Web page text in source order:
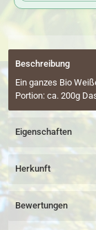
Beschreibung
Ein ganzes Bio
Portion: ca. 200g
Eigenschaften
Herkunft
Bewertungen